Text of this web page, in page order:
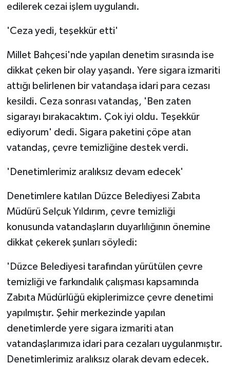
edilerek cezai işlem uygulandı.
'Ceza yedi, teşekkür etti'
Millet Bahçesi'nde yapılan denetim sırasında ise
dikkat çeken bir olay yaşandı. Yere sigara izmariti
attığı belirlenen bir vatandaşa idari para cezası
kesildi. Ceza sonrası vatandaş, 'Ben zaten
sigarayı bırakacaktım. Çok iyi oldu. Teşekkür
ediyorum' dedi. Sigara paketini çöpe atan
vatandaş, çevre temizliğine destek verdi.
'Denetimlerimiz aralıksız devam edecek'
Denetimlere katılan Düzce Belediyesi Zabıta
Müdürü Selçuk Yıldırım, çevre temizliği
konusunda vatandaşların duyarlılığının önemine
dikkat çekerek şunları söyledi:
'Düzce Belediyesi tarafından yürütülen çevre
temizliği ve farkındalık çalışması kapsamında
Zabıta Müdürlüğü ekiplerimizce çevre denetimi
yapılmıştır. Şehir merkezinde yapılan
denetimlerde yere sigara izmariti atan
vatandaşlarımıza idari para cezaları uygulanmıştır.
Denetimlerimiz aralıksız olarak devam edecek.